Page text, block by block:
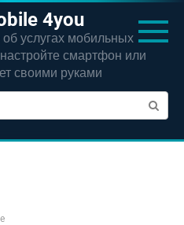
4you
об услугах мобильных
смартфон или
своими руками